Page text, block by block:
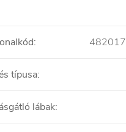
:
típusa:
lábak: